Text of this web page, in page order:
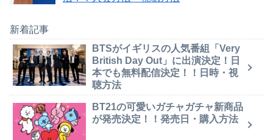
新着記事
BTSがイギリスの人気番組「Very
British Day Out」に出演決定！日
本でも無料配信決定！！日時・視
聴方法
BT21の可愛いガチャガチャ新商品
が発売決定！！発売日・購入方法